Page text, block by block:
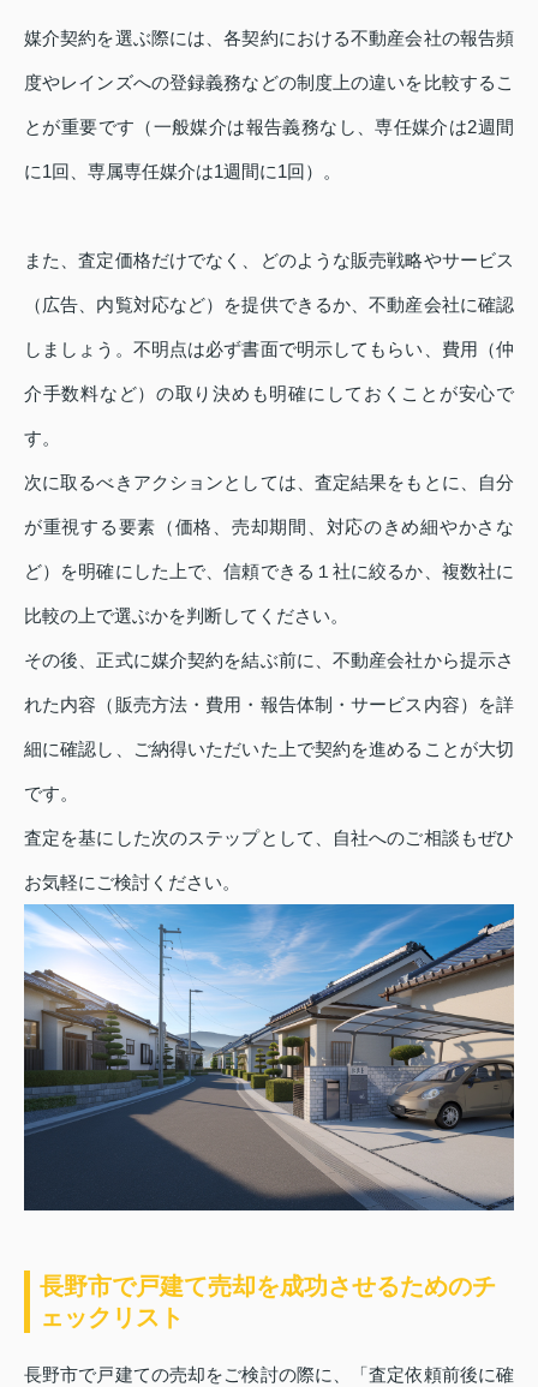
媒介契約を選ぶ際には、各契約における不動産会社の報告頻
度やレインズへの登録義務などの制度上の違いを比較するこ
とが重要です（一般媒介は報告義務なし、専任媒介は2週間
に1回、専属専任媒介は1週間に1回）。
また、査定価格だけでなく、どのような販売戦略やサービス
（広告、内覧対応など）を提供できるか、不動産会社に確認
しましょう。不明点は必ず書面で明示してもらい、費用（仲
介手数料など）の取り決めも明確にしておくことが安心で
す。
次に取るべきアクションとしては、査定結果をもとに、自分
が重視する要素（価格、売却期間、対応のきめ細やかさな
ど）を明確にした上で、信頼できる１社に絞るか、複数社に
比較の上で選ぶかを判断してください。
その後、正式に媒介契約を結ぶ前に、不動産会社から提示さ
れた内容（販売方法・費用・報告体制・サービス内容）を詳
細に確認し、ご納得いただいた上で契約を進めることが大切
です。
査定を基にした次のステップとして、自社へのご相談もぜひ
お気軽にご検討ください。
長野市で戸建て売却を成功させるためのチ
ェックリスト
長野市で戸建ての売却をご検討の際に、「査定依頼前後に確